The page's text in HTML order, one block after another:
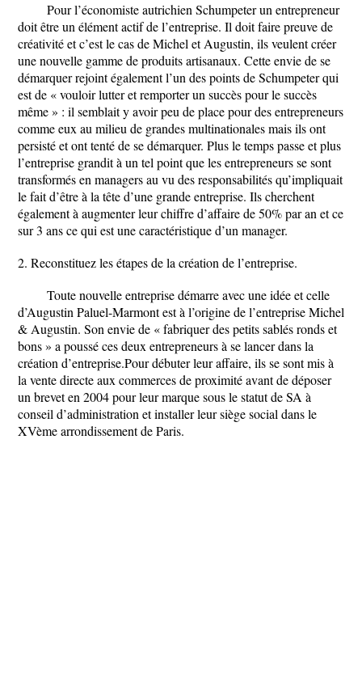
Pour l’économiste autrichien Schumpeter un entrepreneur
doit être un élément actif de l’entreprise. Il doit faire preuve de
créativité et c’est le cas de Michel et Augustin, ils veulent créer
une nouvelle gamme de produits artisanaux. Cette envie de se
démarquer rejoint également l’un des points de Schumpeter qui
est de « vouloir lutter et remporter un succès pour le succès
même » : il semblait y avoir peu de place pour des entrepreneurs
comme eux au milieu de grandes multinationales mais ils ont
persisté et ont tenté de se démarquer. Plus le temps passe et plus
l’entreprise grandit à un tel point que les entrepreneurs se sont
transformés en managers au vu des responsabilités qu’impliquait
le fait d’être à la tête d’une grande entreprise. Ils cherchent
également à augmenter leur chiffre d’affaire de 50% par an et ce
sur 3 ans ce qui est une caractéristique d’un manager.
2. Reconstituez les étapes de la création de l’entreprise.
Toute nouvelle entreprise démarre avec une idée et celle
d’Augustin Paluel-Marmont est à l’origine de l’entreprise Michel
& Augustin. Son envie de « fabriquer des petits sablés ronds et
bons » a poussé ces deux entrepreneurs à se lancer dans la
création d’entreprise.Pour débuter leur affaire, ils se sont mis à
la vente directe aux commerces de proximité avant de déposer
un brevet en 2004 pour leur marque sous le statut de SA à
conseil d’administration et installer leur siège social dans le
XVème arrondissement de Paris.